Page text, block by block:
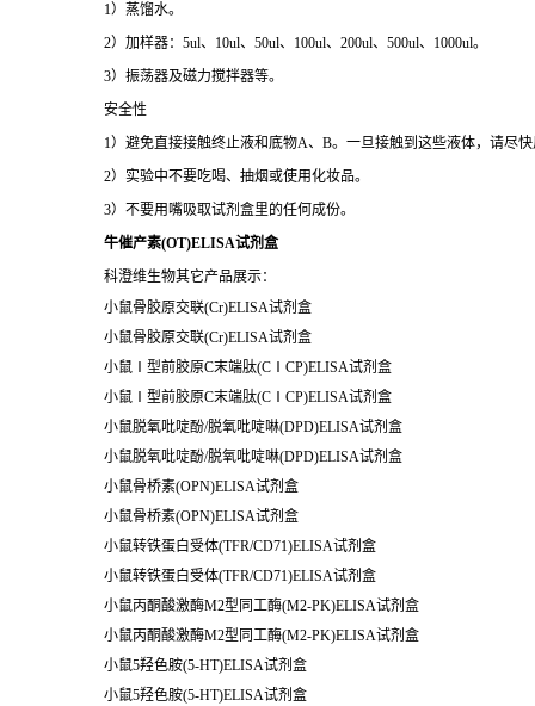
1）蒸馏水。
2）加样器：5ul、10ul、50ul、100ul、200ul、500ul、1000ul。
3）振荡器及磁力搅拌器等。
安全性
1）避免直接接触终止液和底物A、B。一旦接触到这些液体，请尽
2）实验中不要吃喝、抽烟或使用化妆品。
3）不要用嘴吸取试剂盒里的任何成份。
牛催产素(OT)ELISA试剂盒
科澄维生物其它产品展示：
小鼠骨胶原交联(Cr)ELISA试剂盒
小鼠骨胶原交联(Cr)ELISA试剂盒
小鼠Ⅰ型前胶原C末端肽(CⅠCP)ELISA试剂盒
小鼠Ⅰ型前胶原C末端肽(CⅠCP)ELISA试剂盒
小鼠脱氧吡啶酚/脱氧吡啶啉(DPD)ELISA试剂盒
小鼠脱氧吡啶酚/脱氧吡啶啉(DPD)ELISA试剂盒
小鼠骨桥素(OPN)ELISA试剂盒
小鼠骨桥素(OPN)ELISA试剂盒
小鼠转铁蛋白受体(TFR/CD71)ELISA试剂盒
小鼠转铁蛋白受体(TFR/CD71)ELISA试剂盒
小鼠丙酮酸激酶M2型同工酶(M2-PK)ELISA试剂盒
小鼠丙酮酸激酶M2型同工酶(M2-PK)ELISA试剂盒
小鼠5羟色胺(5-HT)ELISA试剂盒
小鼠5羟色胺(5-HT)ELISA试剂盒